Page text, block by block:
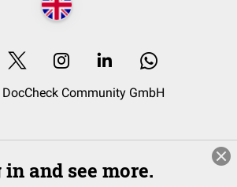
Community GmbH
in and see more.